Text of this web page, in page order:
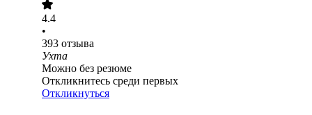
4.4
•
393 отзыва
Ухта
Можно без резюме
Откликнитесь среди первых
Откликнуться